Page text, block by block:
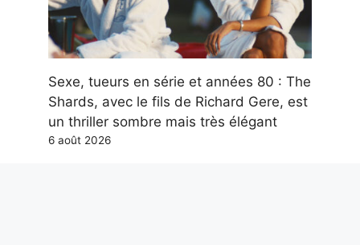
Sexe, tueurs en série et années 80 : The
Shards, avec le fils de Richard Gere, est
un thriller sombre mais très élégant
6 août 2026